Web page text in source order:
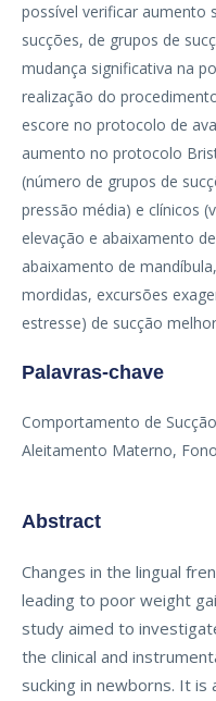
possível verificar aumento
sucções, de grupos de
mudança significativa na
realização do
escore no protocolo de
aumento no protocolo
(número de grupos de
pressão média) e clínicos
elevação e abaixamento
abaixamento de
mordidas, excursões
estresse) de sucção
Palavras-chave
Comportamento de
Aleitamento Materno,
Abstract
Changes in the lingual
leading to poor weight
study aimed to
the clinical and
sucking in newborns. It